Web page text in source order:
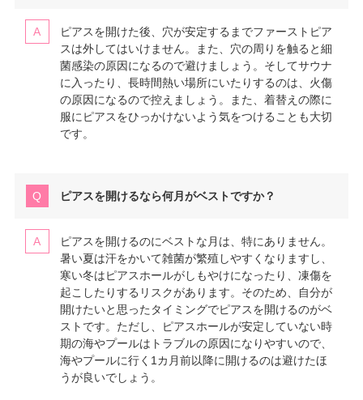
ピアスを開けた後、穴が安定するまでファーストピア
スは外してはいけません。また、穴の周りを触ると細
菌感染の原因になるので避けましょう。そしてサウナ
に入ったり、長時間熱い場所にいたりするのは、火傷
の原因になるので控えましょう。また、着替えの際に
服にピアスをひっかけないよう気をつけることも大切
です。
ピアスを開けるなら何月がベストですか？
ピアスを開けるのにベストな月は、特にありません。
暑い夏は汗をかいて雑菌が繁殖しやすくなりますし、
寒い冬はピアスホールがしもやけになったり、凍傷を
起こしたりするリスクがあります。そのため、自分が
開けたいと思ったタイミングでピアスを開けるのがベ
ストです。ただし、ピアスホールが安定していない時
期の海やプールはトラブルの原因になりやすいので、
海やプールに行く1カ月前以降に開けるのは避けたほ
うが良いでしょう。